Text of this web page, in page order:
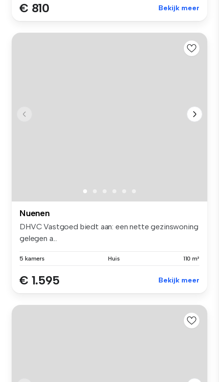
€ 810 Bekijk meer
Nuenen
DHVC Vastgoed biedt aan: een nette gezinswoning
gelegen a...
5 kamers Huis 110 m²
€ 1.595 Bekijk meer